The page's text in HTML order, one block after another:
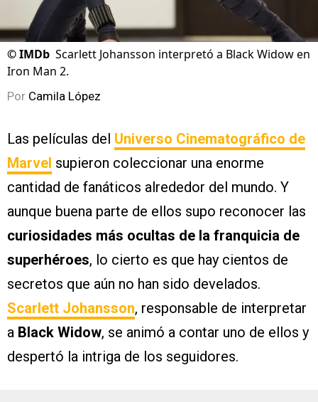
©IMDb Scarlett Johansson interpretó a Black Widow en
Iron Man 2.
Por Camila López
Las películas del Universo Cinematográfico de
Marvel supieron coleccionar una enorme
cantidad de fanáticos alrededor del mundo. Y
aunque buena parte de ellos supo reconocer las
curiosidades más ocultas de la franquicia de
superhéroes, lo cierto es que hay cientos de
secretos que aún no han sido develados.
Scarlett Johansson, responsable de interpretar
a Black Widow, se animó a contar uno de ellos y
despertó la intriga de los seguidores.